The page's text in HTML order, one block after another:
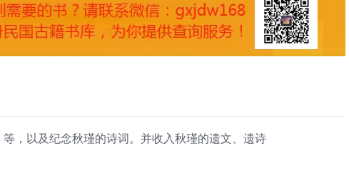
，以及纪念秋瑾的诗词。并收入秋瑾的遗文、遗诗